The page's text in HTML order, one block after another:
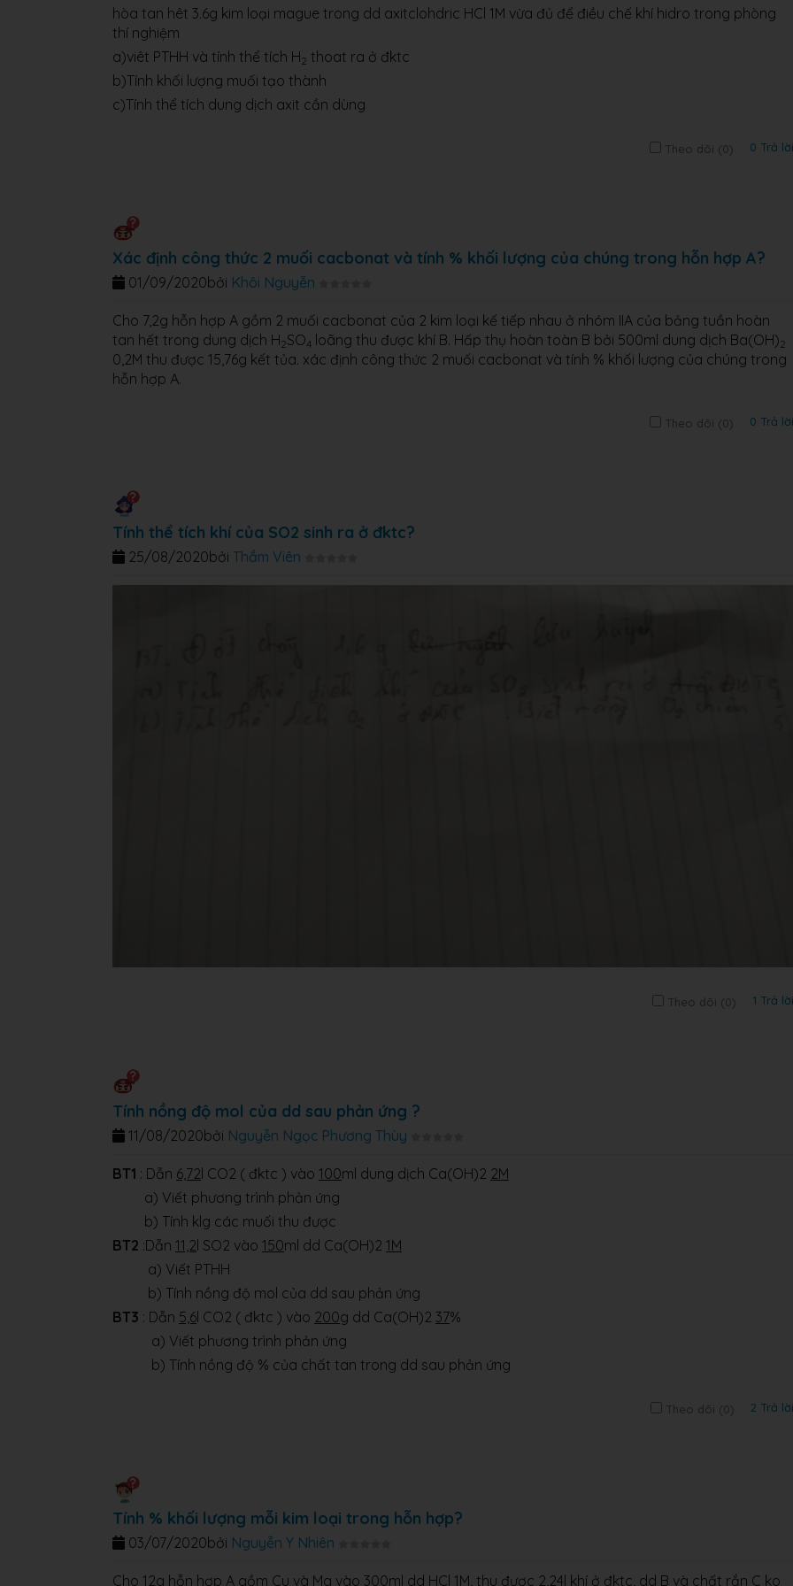
hòa tan hêt 3.6g kim loại mague trong dd axitclohdric HCl 1M vừa đủ để điều chế khí hidro trong phòng
thí nghiệm
a)viêt PTHH và tính thể tích H2 thoat ra ở đktc
b)Tính khối lượng muối tạo thành
c)Tính thể tích dung dịch axit cần dùng
Theo dõi (0) 0 Trả lời
Xác định công thức 2 muối cacbonat và tính % khối lượng của chúng trong hỗn hợp A?
bởi Khôi Nguyễn
01/09/2020
Cho 7,2g hỗn hợp A gồm 2 muối cacbonat của 2 kim loại kế tiếp nhau ở nhóm IIA của bảng tuần hoàn
tan hết trong dung dịch H2SO4 loãng thu được khí B. Hấp thụ hoàn toàn B bởi 500ml dung dịch Ba(OH)2
0,2M thu được 15,76g kết tủa. xác định công thức 2 muối cacbonat và tính % khối lượng của chúng trong
hỗn hợp A.
Theo dõi (0) 0 Trả lời
Tính thể tích khí của SO2 sinh ra ở đktc?
bởi Thắm Viên
25/08/2020
Theo dõi (0) 1 Trả lời
Tính nồng độ mol của dd sau phản ứng ?
bởi Nguyễn Ngọc Phương Thùy
11/08/2020
BT1 : Dẫn 6,72l CO2 ( đktc ) vào 100ml dung dịch Ca(OH)2 2M
a) Viết phương trình phản ứng
b) Tính klg các muối thu được
BT2 :Dẫn 11,2l SO2 vào 150ml dd Ca(OH)2 1M
a) Viết PTHH
b) Tính nồng độ mol của dd sau phản ứng
BT3 : Dẫn 5,6l CO2 ( đktc ) vào 200g dd Ca(OH)2 37%
a) Viết phương trình phản ứng
b) Tính nồng độ % của chất tan trong dd sau phản ứng
Theo dõi (0) 2 Trả lời
Tính % khối lượng mỗi kim loại trong hỗn hợp?
bởi Nguyễn Y Nhiên
03/07/2020
Cho 12g hỗn hợp A gồm Cu và Mg vào 300ml dd HCl 1M, thu được 2,24l khí ở đktc, dd B và chất rắn C ko